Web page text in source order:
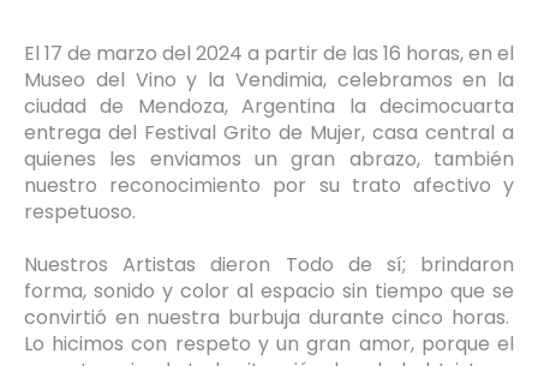
El 17 de marzo del 2024 a partir de las 16 horas, en el
Museo del Vino y la Vendimia, celebramos en la
ciudad de Mendoza, Argentina la decimocuarta
entrega del Festival Grito de Mujer, casa central a
quienes les enviamos un gran abrazo, también
nuestro reconocimiento por su trato afectivo y
respetuoso.
Nuestros Artistas dieron Todo de sí; brindaron
forma, sonido y color al espacio sin tiempo que se
convirtió en nuestra burbuja durante cinco horas.
Lo hicimos con respeto y un gran amor, porque el